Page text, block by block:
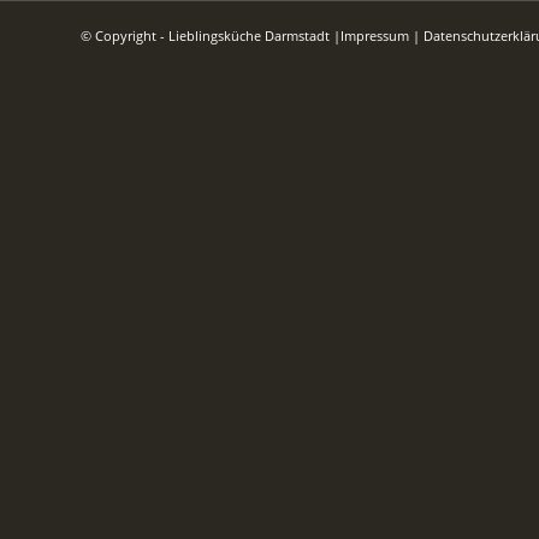
© Copyright - Lieblingsküche Darmstadt | Impressum |